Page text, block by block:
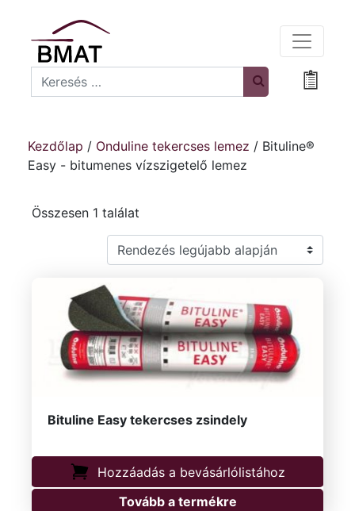
Search
Kezdőlap / Onduline tekercses lemez / Bituline®
Easy - bitumenes vízszigetelő lemez
Összesen 1 találat
Bituline Easy tekercses zsindely
Hozzáadás a bevásárlólistához
Tovább a termékre